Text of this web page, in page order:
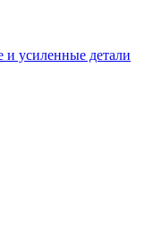
и усиленные детали